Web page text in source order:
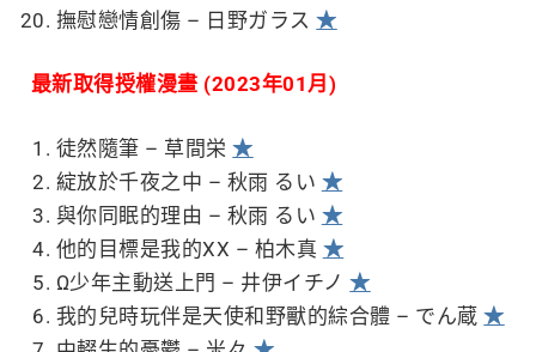
撫慰戀情創傷 – 日野ガラス★
最新取得授權漫畫 (2023年01月)
徒然隨筆 – 草間栄★
綻放於千夜之中 – 秋雨 るい ★
與你同眠的理由 – 秋雨 るい ★
他的目標是我的XX – 柏木真 ★
Ω少年主動送上門 – 井伊イチノ★
我的兒時玩伴是天使和野獸的綜合體 – でん蔵★